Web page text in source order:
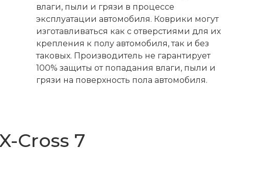
влаги, пыли и грязи в процессе
эксплуатации автомобиля. Коврики могут
изготавливаться как с отверстиями для их
крепления к полу автомобиля, так и без
таковых. Производитель не гарантирует
100% защиты от попадания влаги, пыли и
грязи на поверхность пола автомобиля.
Cross 7